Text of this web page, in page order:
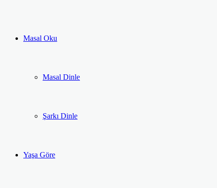
Masal Oku
Masal Dinle
Şarkı Dinle
Yaşa Göre